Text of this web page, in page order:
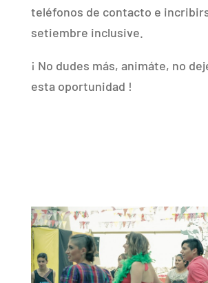
teléfonos de contacto e
setiembre inclusive.
¡ No dudes más, animáte, no
esta oportunidad !